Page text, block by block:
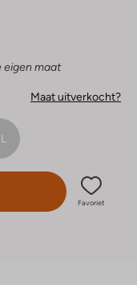
eigen maat
Maat uitverkocht?
Favoriet